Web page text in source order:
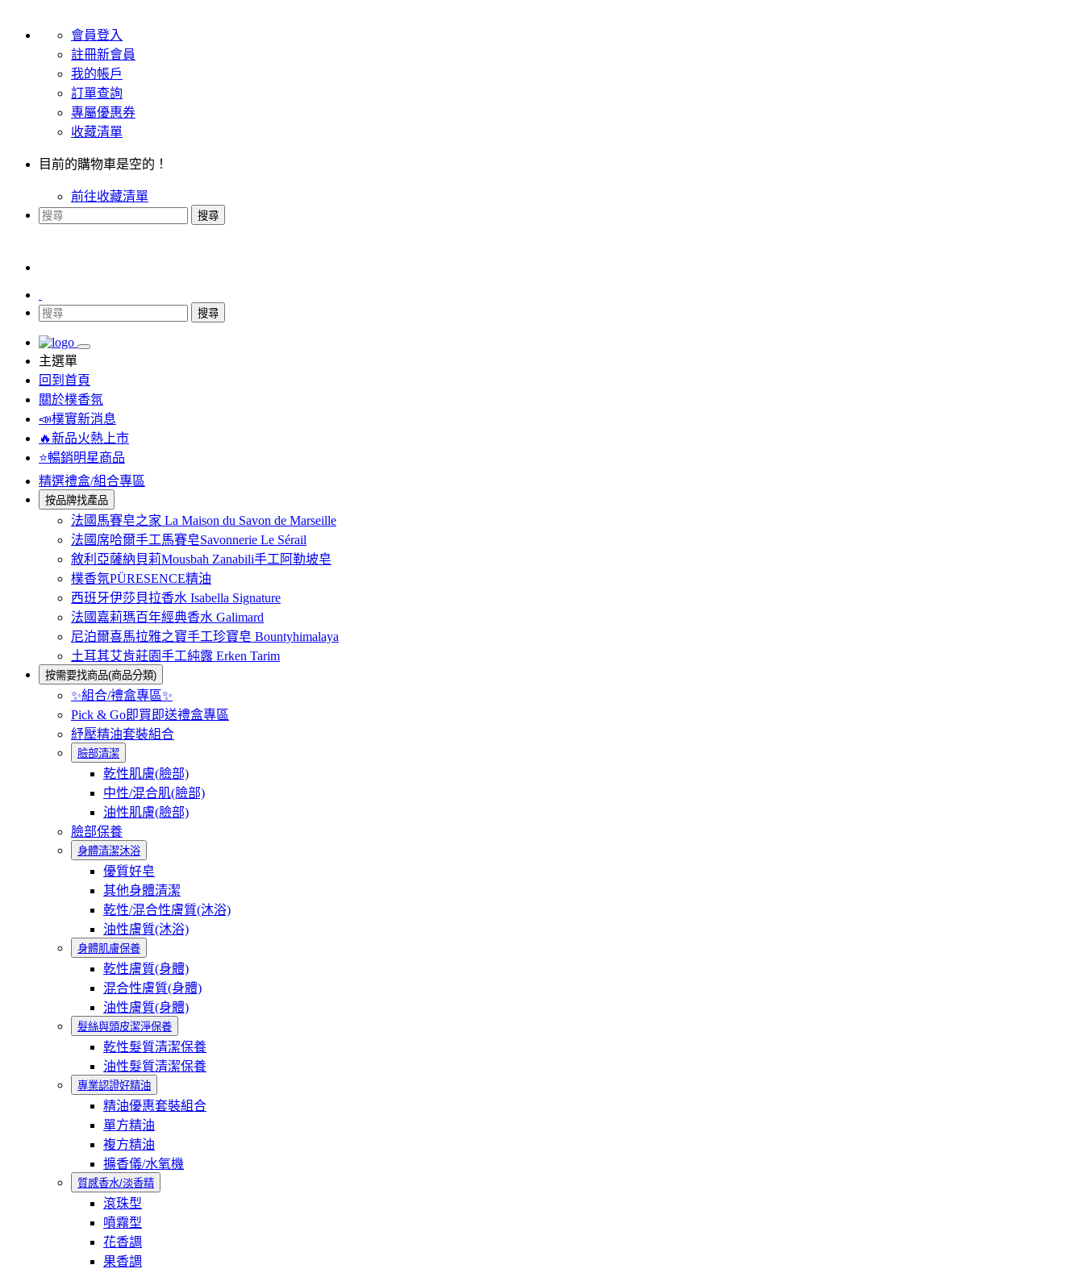
會員登入
註冊新會員
我的帳戶
訂單查詢
專屬優惠券
收藏清單
目前的購物車是空的！
前往收藏清單
搜尋
搜尋
主選單
回到首頁
關於樸香氛
📣樸實新消息
🔥新品火熱上市
⭐暢銷明星商品
精選禮盒/組合專區
按品牌找產品
法國馬賽皂之家 La Maison du Savon de Marseille
法國席哈爾手工馬賽皂Savonnerie Le Sérail
敘利亞薩納貝莉Mousbah Zanabili手工阿勒坡皂
樸香氛PÜRESENCE精油
西班牙伊莎貝拉香水 Isabella Signature
法國嘉莉瑪百年經典香水 Galimard
尼泊爾喜馬拉雅之寶手工珍寶皂 Bountyhimalaya
土耳其艾肯莊園手工純露 Erken Tarim
按需要找商品(商品分類)
✨組合/禮盒專區✨
Pick & Go即買即送禮盒專區
紓壓精油套裝組合
臉部清潔
乾性肌膚(臉部)
中性/混合肌(臉部)
油性肌膚(臉部)
臉部保養
身體清潔沐浴
優質好皂
其他身體清潔
乾性/混合性膚質(沐浴)
油性膚質(沐浴)
身體肌膚保養
乾性膚質(身體)
混合性膚質(身體)
油性膚質(身體)
髮絲與頭皮潔淨保養
乾性髮質清潔保養
油性髮質清潔保養
專業認證好精油
精油優惠套裝組合
單方精油
複方精油
擴香儀/水氧機
質感香水/淡香精
滾珠型
噴霧型
花香調
果香調